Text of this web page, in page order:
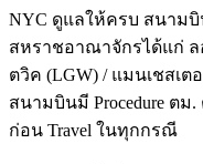
NYC ดูแลให้ครบ สนาม
สหราชอาณาจักรได้แก่
ตวิค (LGW) / แมนเชสเต
สนามบินมี Procedure ตม
ก่อน Travel ในทุกกรณี